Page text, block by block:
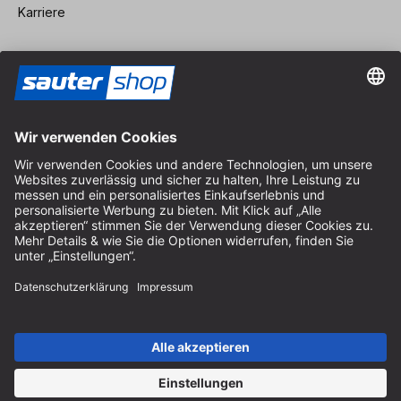
Karriere
Impressum
AGB
Datenschutz
Cookie-Einstellungen
© 2026 sauter GmbH
* kostenloser Versand ab 150 Euro Bestellwert innerhalb
Deutschlands für die Standard-Paketgrößen - ausgenommen
Sperrgut und Fracht
In Abh. des Lieferlandes kann die MwSt. an der Kasse variieren.